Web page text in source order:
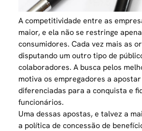
A competitividade entre as
maior, e ela não se restringe
consumidores. Cada vez mais as
disputando um outro tipo de
colaboradores. A busca pelos
motiva os empregadores a
diferenciadas para a conquista e
funcionários.
Uma dessas apostas, e talvez a
a política de concessão de